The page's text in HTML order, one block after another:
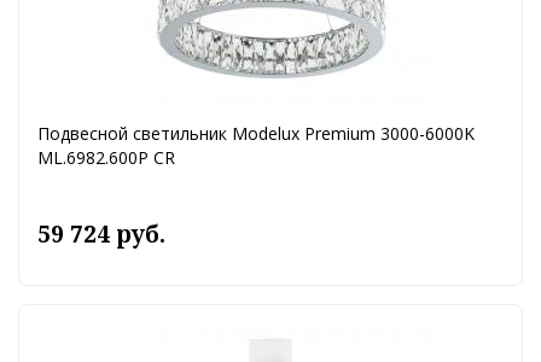
Подвесной светильник Modelux Premium 3000-6000K
ML.6982.600P CR
59 724 руб.